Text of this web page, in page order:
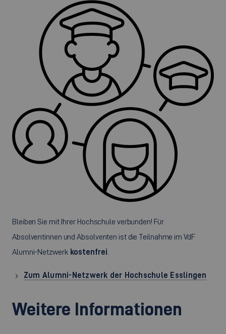
Bleiben Sie mit Ihrer Hochschule verbunden! Für
Absolventinnen und Absolventen ist die Teilnahme im VdF
Alumni-Netzwerk kostenfrei
Zum Alumni-Netzwerk der Hochschule Esslingen
Weitere Informationen